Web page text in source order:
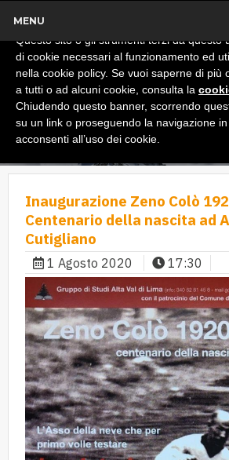
MENU
Inaugurazione Zeno Colò
Centenario della nascita ad
Cutigliano
1 Agosto 2020 17:30
Informativa
Questo sito o gli strumenti terzi da questo
di cookie necessari al funzionamento ed
nella cookie policy. Se vuoi saperne di più
a tutti o ad alcuni cookie, consulta la
Chiudendo questo banner, scorrendo
su un link o proseguendo la navigazione in
acconsenti all’uso dei cookie.